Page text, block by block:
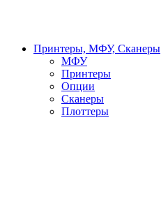
Принтеры, МФУ, Сканеры
МФУ
Принтеры
Опции
Сканеры
Плоттеры